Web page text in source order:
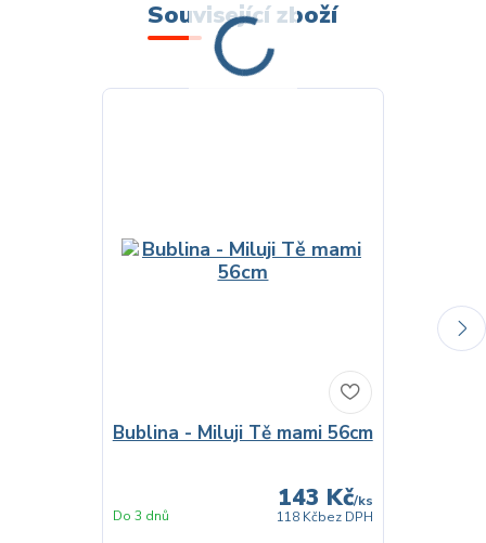
Související zboží
Bublina - Miluji Tě mami 56cm
143 Kč/ks
118 Kčbez DPH
Do 3 dnů